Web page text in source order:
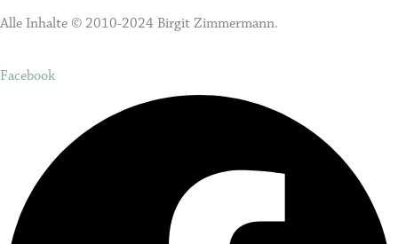
Alle Inhalte © 2010-2024 Birgit Zimmermann.
Facebook